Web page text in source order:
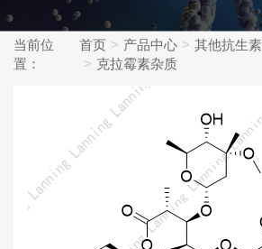
当前位
置：
首页 产品中心
其他抗生
克拉霉素杂质